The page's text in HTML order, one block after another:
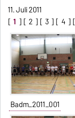
11. Juli 2011
[ 1 ] [ 2 ] [ 3 ] [ 4 ] [
Badm_2011_001